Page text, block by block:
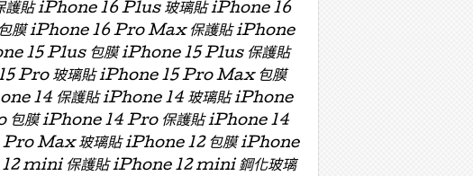
貼 iPhone 16 Plus 玻璃貼 iPhone 16
膜 iPhone 16 Pro Max 保護貼 iPhone
15 Plus 包膜 iPhone 15 Plus 保護貼
Pro 玻璃貼 iPhone 15 Pro Max 包膜
14 保護貼 iPhone 14 玻璃貼 iPhone
膜 iPhone 14 Pro 保護貼 iPhone 14
Max 玻璃貼 iPhone 12 包膜 iPhone
mini 保護貼 iPhone 12 mini 鋼化玻璃